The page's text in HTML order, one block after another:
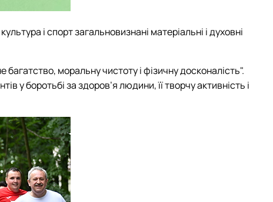
і спорт загальновизнані матеріальні і духовні
моральну чистоту і фізичну досконалість".
у боротьбі за здоров’я людини, її творчу активність і